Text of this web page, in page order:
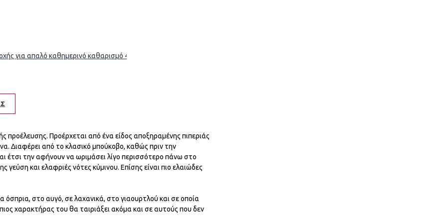
για απαλό καθημερινό καθαρισμό 42g- Vis Olivae
προέλευσης. Προέρχεται από ένα είδος αποξηραμένης πιπεριάς
Διαφέρει από το κλασικό μπούκοβο, καθώς πριν την
έτσι την αφήνουν να ωριμάσει λίγο περισσότερο πάνω στο
και ελαφριές νότες κύμινου. Επίσης είναι πιο ελαιώδες
όσπρια, στο αυγό, σε λαχανικά, στο γιαουρτλού και σε οποία
χαρακτήρας του θα ταιριάξει ακόμα και σε αυτούς που δεν